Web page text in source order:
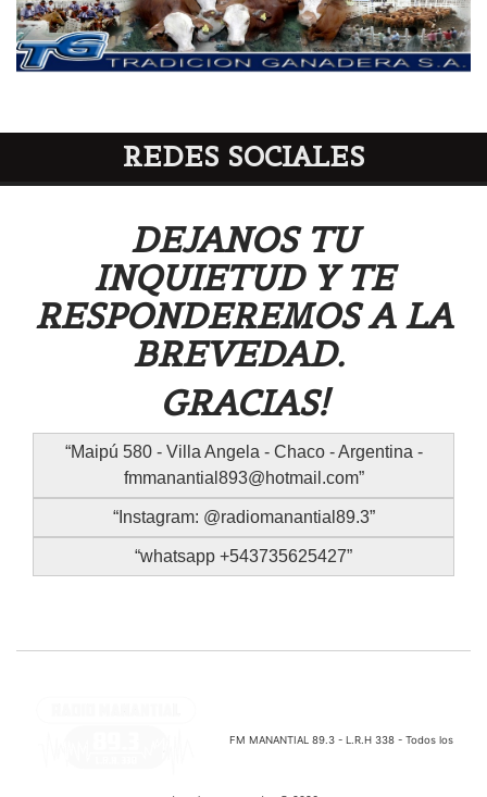
REDES SOCIALES
DEJANOS TU
INQUIETUD Y TE
RESPONDEREMOS A LA
BREVEDAD.
GRACIAS!
Maipú 580 - Villa Angela - Chaco - Argentina -
fmmanantial893@hotmail.com
Instagram: @radiomanantial89.3
whatsapp +543735625427
FM MANANTIAL 89.3 - L.R.H 338 - Todos los